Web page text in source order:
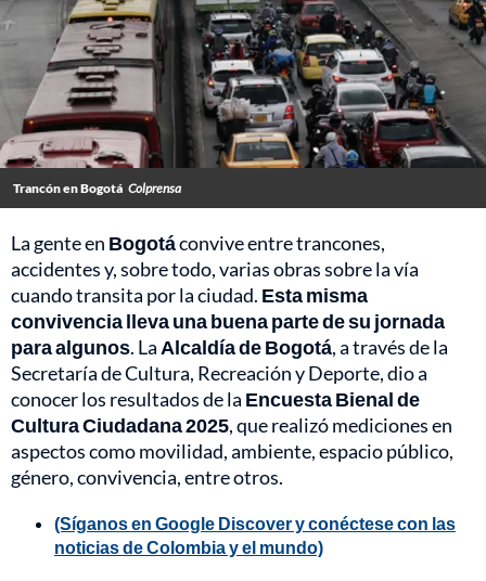
Trancón en Bogotá Colprensa
La gente en Bogotáconvive entre trancones,
accidentes y, sobre todo, varias obras sobre la vía
cuando transita por la ciudad. Esta misma
convivencia lleva una buena parte de su jornada
para algunos. La Alcaldía de Bogotá, a través de la
Secretaría de Cultura, Recreación y Deporte, dio a
conocer los resultados de la Encuesta Bienal de
Cultura Ciudadana 2025, que realizó mediciones en
aspectos como movilidad, ambiente, espacio público,
género, convivencia, entre otros.
(Síganos en Google Discover y conéctese con las
noticias de Colombia y el mundo)